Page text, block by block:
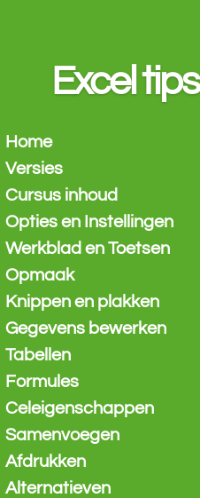
Excel tips
Home
Versies
Cursus inhoud
Opties en Instellingen
Werkblad en Toetsen
Opmaak
Knippen en plakken
Gegevens bewerken
Tabellen
Formules
Celeigenschappen
Samenvoegen
Afdrukken
Alternatieven